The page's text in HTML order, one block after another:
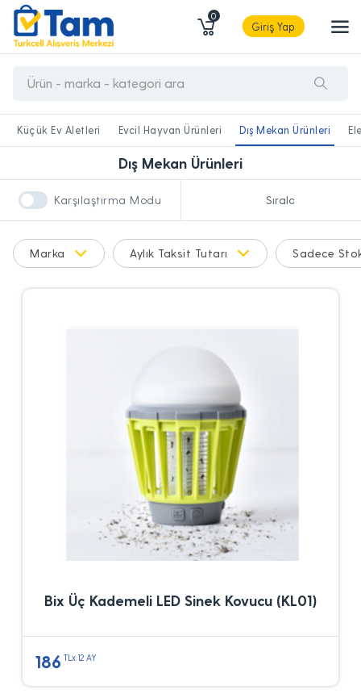
0
Giriş Yap
Küçük Ev Aletleri Evcil Hayvan Ürünleri Dış Mekan Ürünleri
Dış Mekan Ürünleri
Karşılaştırma Modu
Bix Üç Kademeli LED Sinek Kovucu (KL01)
186 TLx 12 AY
Marka Aylık Taksit Tutarı Sadece